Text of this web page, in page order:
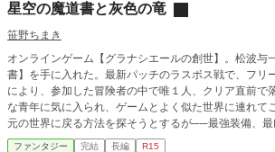
星空の魔道書と灰色の竜
笹野ちまき
オンラインゲーム【グラナシエールの創世】。松波与
書】を手に入れた。最新パッチのラスボス戦で、フリ
により、参加した冒険者の中で唯１人、クリア直前で
な青年に気に入られ、ゲームとよく似た世界に連れて
元の世界に戻る方法を探そうとするが──最強装備、
探索冒険もの。
ファンタジー 完結 長編 R15